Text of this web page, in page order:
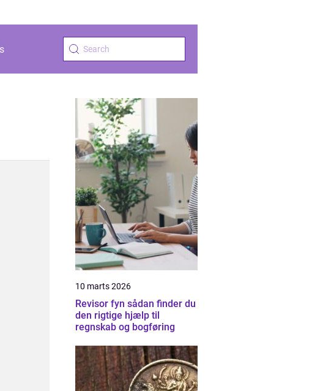
10 marts 2026
Revisor fyn sådan finder du
den rigtige hjælp til
regnskab og bogføring